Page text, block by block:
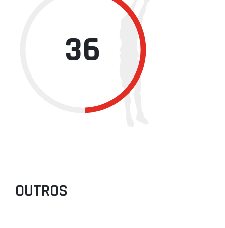
36
OUTROS